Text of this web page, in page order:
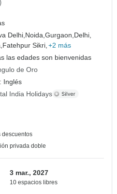
Delhi, Noida,Gurgaon, Delhi,
Fatehpur Sikri, +2 más
las edades son bienvenidas
de Oro
Inglés
India Holidays
descuentos
privada doble
3 mar., 2027
10 espacios libres